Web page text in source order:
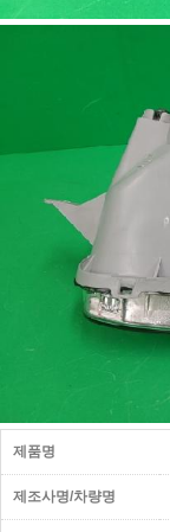
제품명
제조사명/차량명